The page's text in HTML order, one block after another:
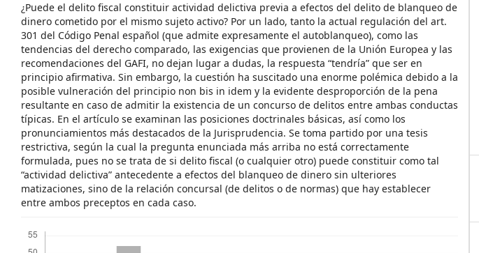
¿Puede el delito fiscal constituir actividad delictiva previa a efectos del delito de blanqueo de
dinero cometido por el mismo sujeto activo? Por un lado, tanto la actual regulación del art.
301 del Código Penal español (que admite expresamente el autoblanqueo), como las
tendencias del derecho comparado, las exigencias que provienen de la Unión Europea y las
recomendaciones del GAFI, no dejan lugar a dudas, la respuesta “tendría” que ser en
principio afirmativa. Sin embargo, la cuestión ha suscitado una enorme polémica debido a la
posible vulneración del principio non bis in idem y la evidente desproporción de la pena
resultante en caso de admitir la existencia de un concurso de delitos entre ambas conductas
típicas. En el artículo se examinan las posiciones doctrinales básicas, así como los
pronunciamientos más destacados de la Jurisprudencia. Se toma partido por una tesis
restrictiva, según la cual la pregunta enunciada más arriba no está correctamente
formulada, pues no se trata de si delito fiscal (o cualquier otro) puede constituir como tal
“actividad delictiva” antecedente a efectos del blanqueo de dinero sin ulteriores
matizaciones, sino de la relación concursal (de delitos o de normas) que hay establecer
entre ambos preceptos en cada caso.